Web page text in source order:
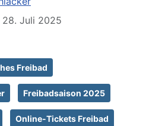
Juli 2025
Freibad
Freibadsaison 2025
Online-Tickets Freibad